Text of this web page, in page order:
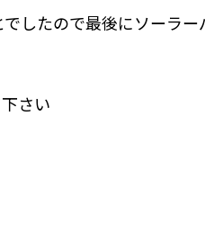
したので最後にソーラー